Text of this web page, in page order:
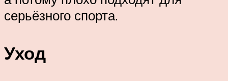
серьёзного спорта.
Уход